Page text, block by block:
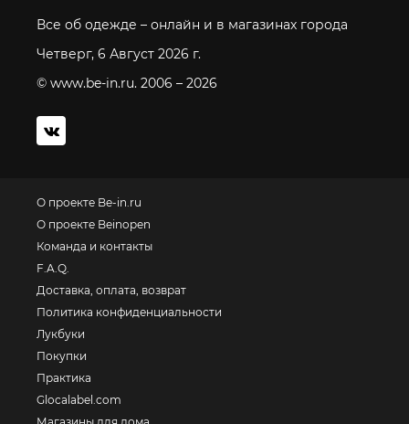
Все об одежде – онлайн и в магазинах города
Четверг, 6 Август 2026 г.
© www.be-in.ru. 2006 – 2026
О проекте Be-in.ru
О проекте Beinopen
Команда и контакты
F.A.Q.
Доставка, оплата, возврат
Политика конфиденциальности
Лукбуки
Покупки
Практика
Glocalabel.com